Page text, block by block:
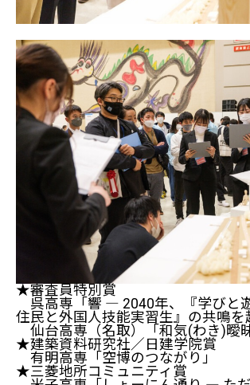
★審査員特別賞
呉高専「響 ― 2040年、『学びと
住民と外国人技能実習生』の共鳴を
仙台高専（名取）「和気(わき)曖
★建築資料研究社／日建学院賞
有明高専「空博のつながり」
★三菱地所コミュニティ賞